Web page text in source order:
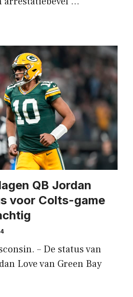
QB Jordan
voor Colts-game
– De status van
Love van Green Bay